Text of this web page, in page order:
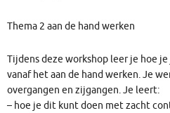
Thema 2 aan de hand werken
Tijdens deze workshop leer je hoe
vanaf het aan de hand werken. Je
overgangen en zijgangen. Je leert:
– hoe je dit kunt doen met zacht